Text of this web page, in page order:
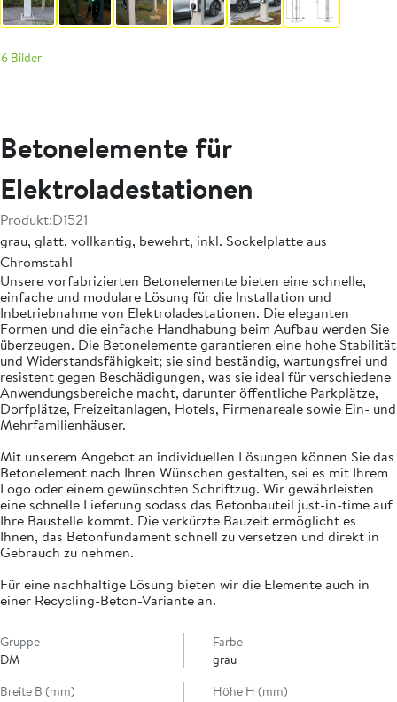
6 Bilder
Betonelemente für
Elektroladestationen
Produkt:D1521
grau, glatt, vollkantig, bewehrt, inkl. Sockelplatte aus
Chromstahl
Unsere vorfabrizierten Betonelemente bieten eine schnelle,
einfache und modulare Lösung für die Installation und
Inbetriebnahme von Elektroladestationen. Die eleganten
Formen und die einfache Handhabung beim Aufbau werden Sie
überzeugen. Die Betonelemente garantieren eine hohe Stabilität
und Widerstandsfähigkeit; sie sind beständig, wartungsfrei und
resistent gegen Beschädigungen, was sie ideal für verschiedene
Anwendungsbereiche macht, darunter öffentliche Parkplätze,
Dorfplätze, Freizeitanlagen, Hotels, Firmenareale sowie Ein- und
Mehrfamilienhäuser.
Mit unserem Angebot an individuellen Lösungen können Sie das
Betonelement nach Ihren Wünschen gestalten, sei es mit Ihrem
Logo oder einem gewünschten Schriftzug. Wir gewährleisten
eine schnelle Lieferung sodass das Betonbauteil just-in-time auf
Ihre Baustelle kommt. Die verkürzte Bauzeit ermöglicht es
Ihnen, das Betonfundament schnell zu versetzen und direkt in
Gebrauch zu nehmen.
Für eine nachhaltige Lösung bieten wir die Elemente auch in
einer Recycling-Beton-Variante an.
Gruppe
DM
Farbe
grau
Breite B (mm)
Höhe H (mm)